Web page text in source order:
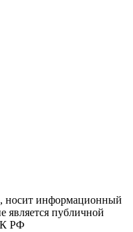
носит информационный
является публичной
РФ